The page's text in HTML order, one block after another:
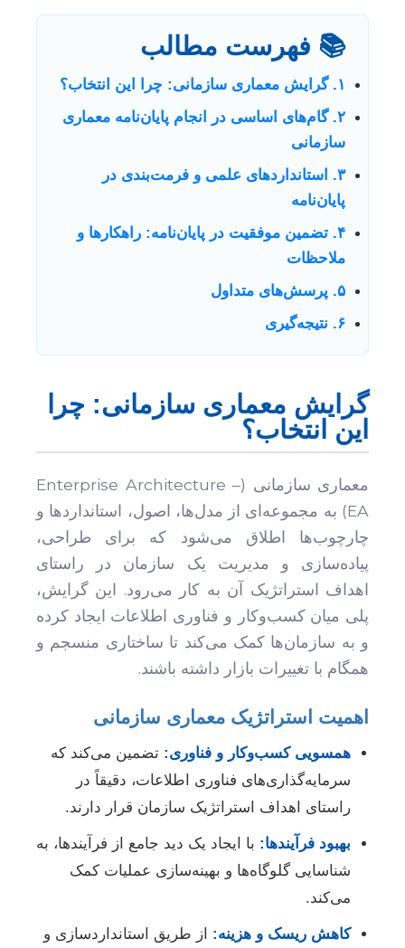
📚 فهرست مطالب
۱. گرایش معماری سازمانی: چرا این انتخاب؟
۲. گام‌های اساسی در انجام پایان‌نامه معماری
سازمانی
۳. استانداردهای علمی و فرمت‌بندی در
پایان‌نامه
۴. تضمین موفقیت در پایان‌نامه: راهکارها و
ملاحظات
۵. پرسش‌های متداول
۶. نتیجه‌گیری
گرایش معماری سازمانی: چرا
این انتخاب؟
معماری سازمانی (Enterprise Architecture –
EA) به مجموعه‌ای از مدل‌ها، اصول، استانداردها و
چارچوب‌ها اطلاق می‌شود که برای طراحی،
پیاده‌سازی و مدیریت یک سازمان در راستای
اهداف استراتژیک آن به کار می‌رود. این گرایش،
پلی میان کسب‌وکار و فناوری اطلاعات ایجاد کرده
و به سازمان‌ها کمک می‌کند تا ساختاری منسجم و
همگام با تغییرات بازار داشته باشند.
اهمیت استراتژیک معماری سازمانی
همسویی کسب‌وکار و فناوری: تضمین می‌کند که
سرمایه‌گذاری‌های فناوری اطلاعات، دقیقاً در
راستای اهداف استراتژیک سازمان قرار دارند.
بهبود فرآیندها: با ایجاد یک دید جامع از فرآیندها، به
شناسایی گلوگاه‌ها و بهینه‌سازی عملیات کمک
می‌کند.
کاهش ریسک و هزینه: از طریق استانداردسازی و